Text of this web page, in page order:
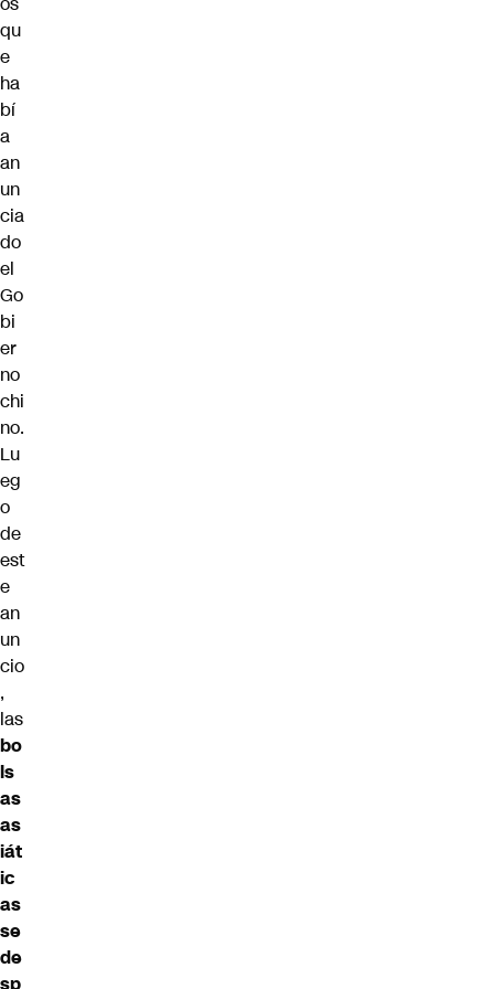
qu
e
ha
bí
a
an
un
cia
do
el
Go
bi
er
no
chi
no.
Lu
eg
o
de
est
e
an
un
cio
,
las
bo
ls
as
as
iát
ic
as
se
de
sp